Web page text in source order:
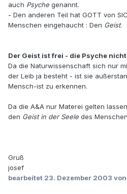
auch Psyche genannt.
- Den anderen Teil hat GOTT von
Menschen eingehaucht : Den Geist.
Der Geist ist frei - die Psyche
Da die Naturwissenschaft sich nur
der Leib ja besteht - ist sie
Mensch-ist zu erkennen.
Da die A&A nur Materei gelten
den Geist in der Seele des
Gruß
josef
bearbeitet 23. Dezember 2003